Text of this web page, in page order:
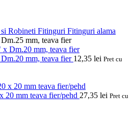
Robineti Fitinguri Fitinguri alama
mm, teava fier
mm, teava fier 12,35 lei Pret cu
20 mm teava fier/pehd 27,35 lei Pret cu